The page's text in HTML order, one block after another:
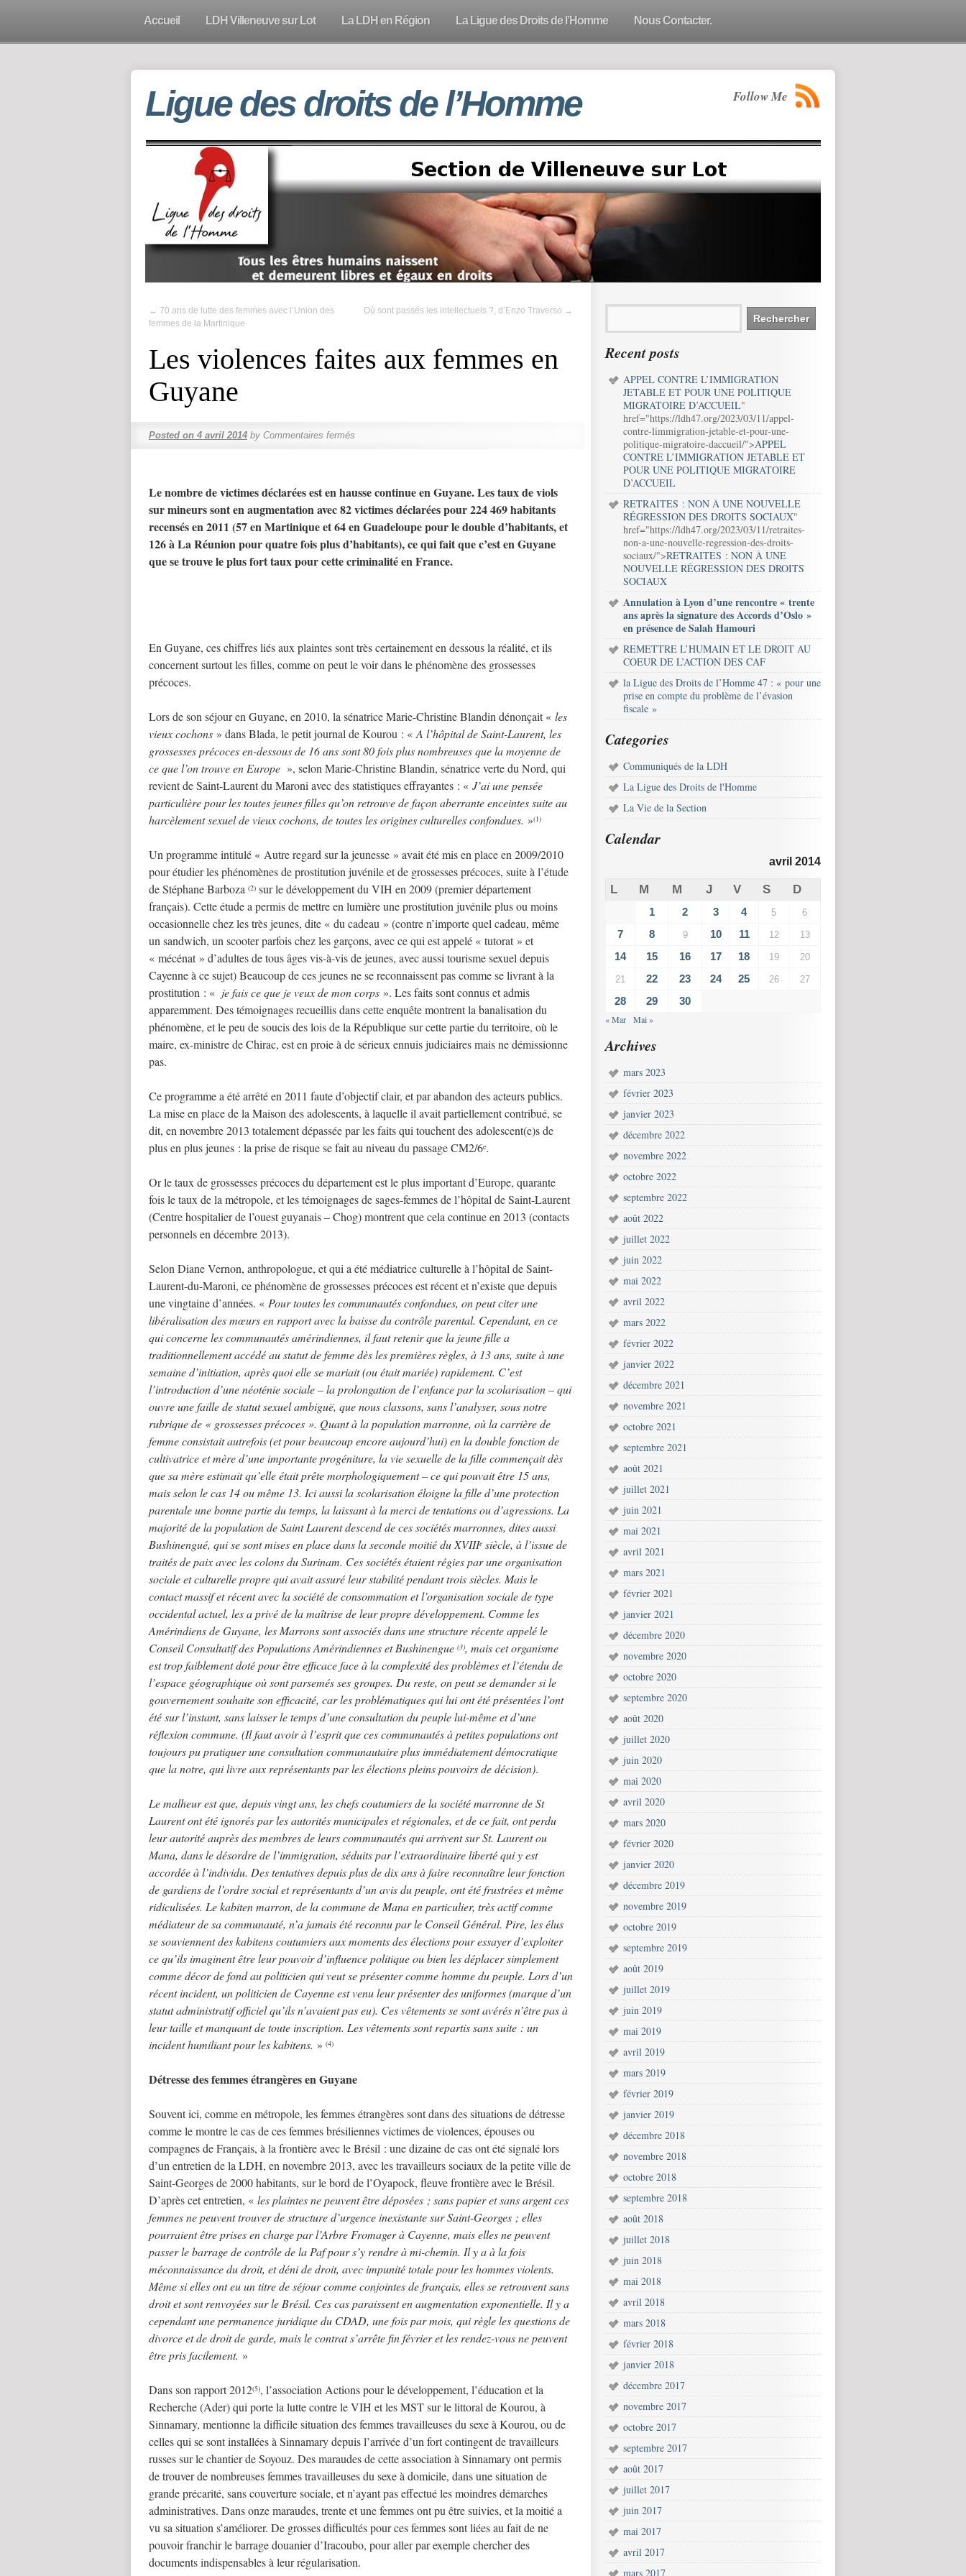
Accueil LDH Villeneuve sur Lot La LDH en Région La Ligue des Droits de l’Homme Nous Contacter.
Ligue des droits de l’Homme Follow Me
← 70 ans de lutte des femmes avec l’Union des
femmes de la Martinique
Où sont passés les intellectuels ?, d’Enzo Traverso →
Les violences faites aux femmes en
Guyane
Posted on 4 avril 2014 by Commentaires fermés
Le nombre de victimes déclarées est en hausse continue en Guyane. Les taux de viols
sur mineurs sont en augmentation avec 82 victimes déclarées pour 224 469 habitants
recensés en 2011 (57 en Martinique et 64 en Guadeloupe pour le double d’habitants, et
126 à La Réunion pour quatre fois plus d’habitants), ce qui fait que c’est en Guyane
que se trouve le plus fort taux pour cette criminalité en France.
En Guyane, ces chiffres liés aux plaintes sont très certainement en dessous la réalité, et ils
concernent surtout les filles, comme on peut le voir dans le phénomène des grossesses
précoces.
Lors de son séjour en Guyane, en 2010, la sénatrice Marie-Christine Blandin dénonçait « les
vieux cochons » dans Blada, le petit journal de Kourou : « A l’hôpital de Saint-Laurent, les
grossesses précoces en-dessous de 16 ans sont 80 fois plus nombreuses que la moyenne de
ce que l’on trouve en Europe », selon Marie-Christine Blandin, sénatrice verte du Nord, qui
revient de Saint-Laurent du Maroni avec des statistiques effrayantes : « J’ai une pensée
particulière pour les toutes jeunes filles qu’on retrouve de façon aberrante enceintes suite au
harcèlement sexuel de vieux cochons, de toutes les origines culturelles confondues. »(1)
Un programme intitulé « Autre regard sur la jeunesse » avait été mis en place en 2009/2010
pour étudier les phénomènes de prostitution juvénile et de grossesses précoces, suite à l’étude
de Stéphane Barboza (2) sur le développement du VIH en 2009 (premier département
français). Cette étude a permis de mettre en lumière une prostitution juvénile plus ou moins
occasionnelle chez les très jeunes, dite « du cadeau » (contre n’importe quel cadeau, même
un sandwich, un scooter parfois chez les garçons, avec ce qui est appelé « tutorat » et
« mécénat » d’adultes de tous âges vis-à-vis de jeunes, avec aussi tourisme sexuel depuis
Cayenne à ce sujet) Beaucoup de ces jeunes ne se reconnaissent pas comme se livrant à la
prostitution : « je fais ce que je veux de mon corps ». Les faits sont connus et admis
apparemment. Des témoignages recueillis dans cette enquête montrent la banalisation du
phénomène, et le peu de soucis des lois de la République sur cette partie du territoire, où le
maire, ex-ministre de Chirac, est en proie à de sérieux ennuis judiciaires mais ne démissionne
pas.
Ce programme a été arrêté en 2011 faute d’objectif clair, et par abandon des acteurs publics.
La mise en place de la Maison des adolescents, à laquelle il avait partiellement contribué, se
dit, en novembre 2013 totalement dépassée par les faits qui touchent des adolescent(e)s de
plus en plus jeunes : la prise de risque se fait au niveau du passage CM2/6e.
Or le taux de grossesses précoces du département est le plus important d’Europe, quarante
fois le taux de la métropole, et les témoignages de sages-femmes de l’hôpital de Saint-Laurent
(Centre hospitalier de l’ouest guyanais – Chog) montrent que cela continue en 2013 (contacts
personnels en décembre 2013).
Selon Diane Vernon, anthropologue, et qui a été médiatrice culturelle à l’hôpital de Saint-
Laurent-du-Maroni, ce phénomène de grossesses précoces est récent et n’existe que depuis
une vingtaine d’années. « Pour toutes les communautés confondues, on peut citer une
libéralisation des mœurs en rapport avec la baisse du contrôle parental. Cependant, en ce
qui concerne les communautés amérindiennes, il faut retenir que la jeune fille a
traditionnellement accédé au statut de femme dès les premières règles, à 13 ans, suite à une
semaine d’initiation, après quoi elle se mariait (ou était mariée) rapidement. C’est
l’introduction d’une néoténie sociale – la prolongation de l’enfance par la scolarisation – qui
ouvre une faille de statut sexuel ambiguë, que nous classons, sans l’analyser, sous notre
rubrique de « grossesses précoces ». Quant à la population marronne, où la carrière de
femme consistait autrefois (et pour beaucoup encore aujourd’hui) en la double fonction de
cultivatrice et mère d’une importante progéniture, la vie sexuelle de la fille commençait dès
que sa mère estimait qu’elle était prête morphologiquement – ce qui pouvait être 15 ans,
mais selon le cas 14 ou même 13. Ici aussi la scolarisation éloigne la fille d’une protection
parentale une bonne partie du temps, la laissant à la merci de tentations ou d’agressions. La
majorité de la population de Saint Laurent descend de ces sociétés marronnes, dites aussi
Bushinengué, qui se sont mises en place dans la seconde moitié du XVIIIe siècle, à l’issue de
traités de paix avec les colons du Surinam. Ces sociétés étaient régies par une organisation
sociale et culturelle propre qui avait assuré leur stabilité pendant trois siècles. Mais le
contact massif et récent avec la société de consommation et l’organisation sociale de type
occidental actuel, les a privé de la maîtrise de leur propre développement. Comme les
Amérindiens de Guyane, les Marrons sont associés dans une structure récente appelé le
Conseil Consultatif des Populations Amérindiennes et Bushinengue (3), mais cet organisme
est trop faiblement doté pour être efficace face à la complexité des problèmes et l’étendu de
l’espace géographique où sont parsemés ses groupes. Du reste, on peut se demander si le
gouvernement souhaite son efficacité, car les problématiques qui lui ont été présentées l’ont
été sur l’instant, sans laisser le temps d’une consultation du peuple lui-même et d’une
réflexion commune. (Il faut avoir à l’esprit que ces communautés à petites populations ont
toujours pu pratiquer une consultation communautaire plus immédiatement démocratique
que la notre, qui livre aux représentants par les élections pleins pouvoirs de décision).
Le malheur est que, depuis vingt ans, les chefs coutumiers de la société marronne de St
Laurent ont été ignorés par les autorités municipales et régionales, et de ce fait, ont perdu
leur autorité auprès des membres de leurs communautés qui arrivent sur St. Laurent ou
Mana, dans le désordre de l’immigration, séduits par l’extraordinaire liberté qui y est
accordée à l’individu. Des tentatives depuis plus de dix ans à faire reconnaître leur fonction
de gardiens de l’ordre social et représentants d’un avis du peuple, ont été frustrées et même
ridiculisées. Le kabiten marron, de la commune de Mana en particulier, très actif comme
médiateur de sa communauté, n’a jamais été reconnu par le Conseil Général. Pire, les élus
se souviennent des kabitens coutumiers aux moments des élections pour essayer d’exploiter
ce qu’ils imaginent être leur pouvoir d’influence politique ou bien les déplacer simplement
comme décor de fond au politicien qui veut se présenter comme homme du peuple. Lors d’un
récent incident, un politicien de Cayenne est venu leur présenter des uniformes (marque d’un
statut administratif officiel qu’ils n’avaient pas eu). Ces vêtements se sont avérés n’être pas à
leur taille et manquant de toute inscription. Les vêtements sont repartis sans suite : un
incident humiliant pour les kabitens. » (4)
Détresse des femmes étrangères en Guyane
Souvent ici, comme en métropole, les femmes étrangères sont dans des situations de détresse
comme le montre le cas de ces femmes brésiliennes victimes de violences, épouses ou
compagnes de Français, à la frontière avec le Brésil : une dizaine de cas ont été signalé lors
d’un entretien de la LDH, en novembre 2013, avec les travailleurs sociaux de la petite ville de
Saint-Georges de 2000 habitants, sur le bord de l’Oyapock, fleuve frontière avec le Brésil.
D’après cet entretien, « les plaintes ne peuvent être déposées ; sans papier et sans argent ces
femmes ne peuvent trouver de structure d’urgence inexistante sur Saint-Georges ; elles
pourraient être prises en charge par l’Arbre Fromager à Cayenne, mais elles ne peuvent
passer le barrage de contrôle de la Paf pour s’y rendre à mi-chemin. Il y a à la fois
méconnaissance du droit, et déni de droit, avec impunité totale pour les hommes violents.
Même si elles ont eu un titre de séjour comme conjointes de français, elles se retrouvent sans
droit et sont renvoyées sur le Brésil. Ces cas paraissent en augmentation exponentielle. Il y a
cependant une permanence juridique du CDAD, une fois par mois, qui règle les questions de
divorce et de droit de garde, mais le contrat s’arrête fin février et les rendez-vous ne peuvent
être pris facilement. »
Dans son rapport 2012(5), l’association Actions pour le développement, l’éducation et la
Recherche (Ader) qui porte la lutte contre le VIH et les MST sur le littoral de Kourou, à
Sinnamary, mentionne la difficile situation des femmes travailleuses du sexe à Kourou, ou de
celles qui se sont installées à Sinnamary depuis l’arrivée d’un fort contingent de travailleurs
russes sur le chantier de Soyouz. Des maraudes de cette association à Sinnamary ont permis
de trouver de nombreuses femmes travailleuses du sexe à domicile, dans une situation de
grande précarité, sans couverture sociale, et n’ayant pas effectué les moindres démarches
administratives. Dans onze maraudes, trente et une femmes ont pu être suivies, et la moitié a
vu sa situation s’améliorer. De grosses difficultés pour ces femmes sont liées au fait de ne
pouvoir franchir le barrage douanier d’Iracoubo, pour aller par exemple chercher des
documents indispensables à leur régularisation.
Recent posts
APPEL CONTRE L’IMMIGRATION
JETABLE ET POUR UNE POLITIQUE
MIGRATOIRE D’ACCUEIL"
href="https://ldh47.org/2023/03/11/appel-
contre-limmigration-jetable-et-pour-une-
politique-migratoire-daccueil/">APPEL
CONTRE L’IMMIGRATION JETABLE ET
POUR UNE POLITIQUE MIGRATOIRE
D’ACCUEIL
RETRAITES : NON À UNE NOUVELLE
RÉGRESSION DES DROITS SOCIAUX"
href="https://ldh47.org/2023/03/11/retraites-
non-a-une-nouvelle-regression-des-droits-
sociaux/">RETRAITES : NON À UNE
NOUVELLE RÉGRESSION DES DROITS
SOCIAUX
Annulation à Lyon d’une rencontre « trente
ans après la signature des Accords d’Oslo »
en présence de Salah Hamouri
REMETTRE L’HUMAIN ET LE DROIT AU
COEUR DE L’ACTION DES CAF
la Ligue des Droits de l’Homme 47 : « pour une
prise en compte du problème de l’évasion
fiscale »
Categories
Communiqués de la LDH
La Ligue des Droits de l'Homme
La Vie de la Section
Calendar
avril 2014
L M M J V S D
1 2 3 4 5 6
7 8 9 10 11 12 13
14 15 16 17 18 19 20
21 22 23 24 25 26 27
28 29 30
« Mar Mai »
Archives
mars 2023
février 2023
janvier 2023
décembre 2022
novembre 2022
octobre 2022
septembre 2022
août 2022
juillet 2022
juin 2022
mai 2022
avril 2022
mars 2022
février 2022
janvier 2022
décembre 2021
novembre 2021
octobre 2021
septembre 2021
août 2021
juillet 2021
juin 2021
mai 2021
avril 2021
mars 2021
février 2021
janvier 2021
décembre 2020
novembre 2020
octobre 2020
septembre 2020
août 2020
juillet 2020
juin 2020
mai 2020
avril 2020
mars 2020
février 2020
janvier 2020
décembre 2019
novembre 2019
octobre 2019
septembre 2019
août 2019
juillet 2019
juin 2019
mai 2019
avril 2019
mars 2019
février 2019
janvier 2019
décembre 2018
novembre 2018
octobre 2018
septembre 2018
août 2018
juillet 2018
juin 2018
mai 2018
avril 2018
mars 2018
février 2018
janvier 2018
décembre 2017
novembre 2017
octobre 2017
septembre 2017
août 2017
juillet 2017
juin 2017
mai 2017
avril 2017
mars 2017